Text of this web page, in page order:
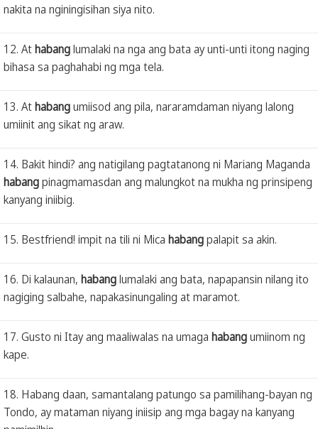
nakita na nginingisihan siya nito.
12. Athabanglumalaki na nga ang bata ay unti-unti itong naging
bihasa sa paghahabi ng mga tela.
13. Athabangumiisod ang pila, nararamdaman niyang lalong
umiinit ang sikat ng araw.
14. Bakit hindi? ang natigilang pagtatanong ni Mariang Maganda
habangpinagmamasdan ang malungkot na mukha ng prinsipeng
kanyang iniibig.
15. Bestfriend! impit na tili ni Mica habangpalapit sa akin.
16. Di kalaunan, habanglumalaki ang bata, napapansin nilang ito
nagiging salbahe, napakasinungaling at maramot.
17. Gusto ni Itay ang maaliwalas na umaga habangumiinom ng
kape.
18. Habang daan, samantalang patungo sa pamilihang-bayan ng
Tondo, ay mataman niyang iniisip ang mga bagay na kanyang